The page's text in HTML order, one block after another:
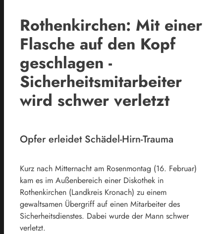
Rothenkirchen: Mit einer
Flasche auf den Kopf
geschlagen -
Sicherheitsmitarbeiter
wird schwer verletzt
Opfer erleidet Schädel-Hirn-Trauma
Kurz nach Mitternacht am Rosenmontag (16. Februar)
kam es im Außenbereich einer Diskothek in
Rothenkirchen (Landkreis Kronach) zu einem
gewaltsamen Übergriff auf einen Mitarbeiter des
Sicherheitsdienstes. Dabei wurde der Mann schwer
verletzt.